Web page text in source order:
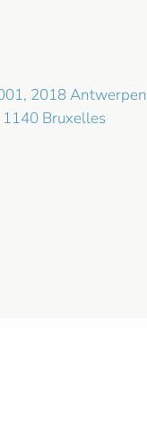
2018 Antwerpen
1140 Bruxelles